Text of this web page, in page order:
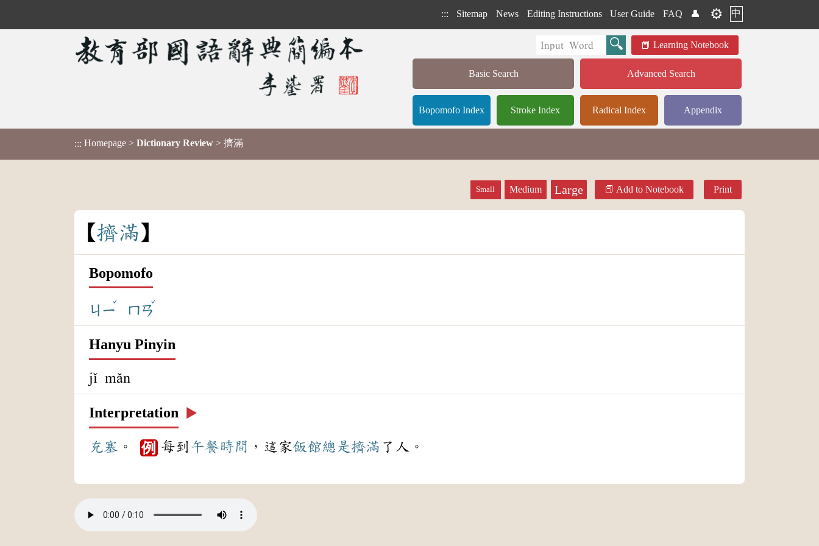
::: Sitemap News Editing Instructions User Guide FAQ 👤 ⚙️ 中
Learning Notebook
Basic Search Advanced Search
Bopomofo Index Stroke Index Radical Index Appendix
::: Homepage > Dictionary Review > 擠滿
Small Medium Large Add to Notebook Print
擠滿
Bopomofo
ㄐㄧ
ˇ
ㄇㄢ
ˇ
Hanyu Pinyin
jǐ mǎn
Interpretation ▶️
充塞 。 例 每到 午餐時間 ，這家飯館總是擠滿 了人。